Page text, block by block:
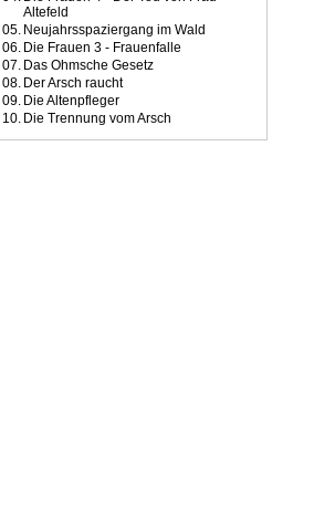
Altefeld
05. Neujahrsspaziergang im Wald
06. Die Frauen 3 - Frauenfalle
07. Das Ohmsche Gesetz
08. Der Arsch raucht
09. Die Altenpfleger
10. Die Trennung vom Arsch